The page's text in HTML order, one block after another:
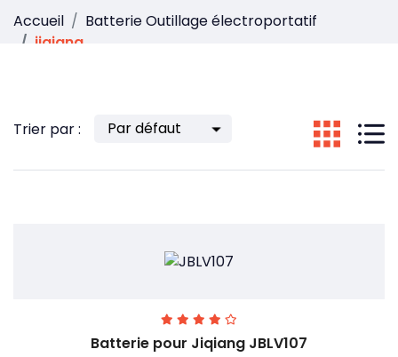
Accueil
Batterie Outillage électroportatif
jiqiang
Trier par :
Batterie pour Jiqiang JBLV107